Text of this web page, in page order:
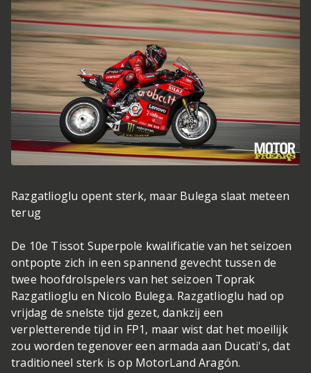
Razgatlioglu opent sterk, maar Bulega slaat meteen
terug
De 10e Tissot Superpole kwalificatie van het seizoen
ontpopte zich in een spannend gevecht tussen de
twee hoofdrolspelers van het seizoen Toprak
Razgatlioglu en Nicolo Bulega. Razgatlioglu had op
vrijdag de snelste tijd gezet, dankzij een
verpletterende tijd in FP1, maar wist dat het moeilijk
zou worden tegenover een armada aan Ducati's, dat
traditioneel sterk is op MotorLand Aragón.